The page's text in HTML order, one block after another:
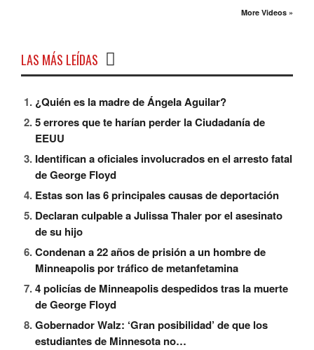
More Videos »
LAS MÁS LEÍDAS
¿Quién es la madre de Ángela Aguilar?
5 errores que te harían perder la Ciudadanía de
EEUU
Identifican a oficiales involucrados en el arresto fatal
de George Floyd
Estas son las 6 principales causas de deportación
Declaran culpable a Julissa Thaler por el asesinato
de su hijo
Condenan a 22 años de prisión a un hombre de
Minneapolis por tráfico de metanfetamina
4 policías de Minneapolis despedidos tras la muerte
de George Floyd
Gobernador Walz: ‘Gran posibilidad’ de que los
estudiantes de Minnesota no…